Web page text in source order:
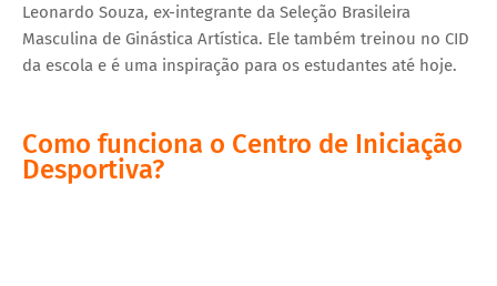
Leonardo Souza, ex-integrante da Seleção Brasileira
Masculina de Ginástica Artística. Ele também treinou no CID
da escola e é uma inspiração para os estudantes até hoje.
Como funciona o Centro de Iniciação
Desportiva?